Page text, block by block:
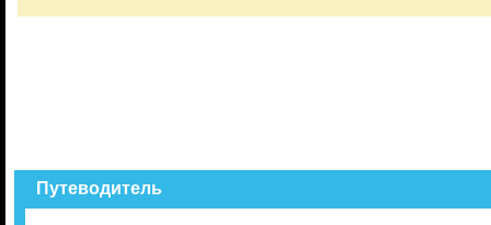
Путеводитель